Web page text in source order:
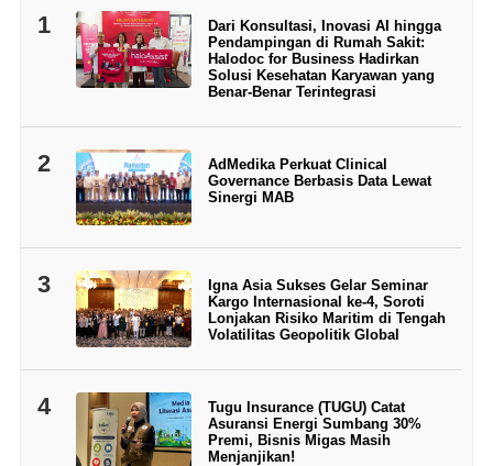
1
Dari Konsultasi, Inovasi AI hingga
Pendampingan di Rumah Sakit:
Halodoc for Business Hadirkan
Solusi Kesehatan Karyawan yang
Benar-Benar Terintegrasi
2
AdMedika Perkuat Clinical
Governance Berbasis Data Lewat
Sinergi MAB
3
Igna Asia Sukses Gelar Seminar
Kargo Internasional ke-4, Soroti
Lonjakan Risiko Maritim di Tengah
Volatilitas Geopolitik Global
4
Tugu Insurance (TUGU) Catat
Asuransi Energi Sumbang 30%
Premi, Bisnis Migas Masih
Menjanjikan!